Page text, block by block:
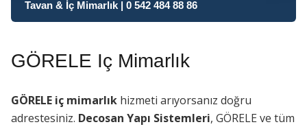
Tavan & İç Mimarlık | 0 542 484 88 86
GÖRELE Iç Mimarlık
GÖRELE iç mimarlık hizmeti arıyorsanız doğru
adrestesiniz. Decosan Yapı Sistemleri, GÖRELE ve tüm